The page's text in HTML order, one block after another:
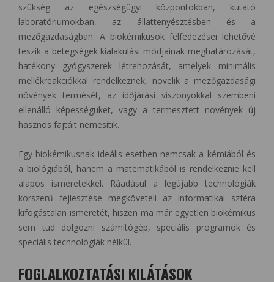
szükség az egészségügyi központokban, kutató
laboratóriumokban, az állattenyésztésben és a
mezőgazdaságban. A biokémikusok felfedezései lehetővé
teszik a betegségek kialakulási módjainak meghatározását,
hatékony gyógyszerek létrehozását, amelyek minimális
mellékreakciókkal rendelkeznek, növelik a mezőgazdasági
növények termését, az időjárási viszonyokkal szembeni
ellenálló képességüket, vagy a termesztett növények új
hasznos fajtáit nemesítik.
Egy biokémikusnak ideális esetben nemcsak a kémiából és
a biológiából, hanem a matematikából is rendelkeznie kell
alapos ismeretekkel. Ráadásul a legújabb technológiák
korszerű fejlesztése megköveteli az informatikai szféra
kifogástalan ismeretét, hiszen ma már egyetlen biokémikus
sem tud dolgozni számítógép, speciális programok és
speciális technológiák nélkül.
FOGLALKOZTATÁSI KILÁTÁSOK